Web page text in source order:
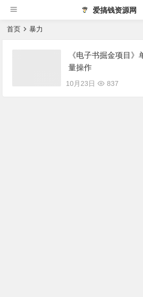
爱搞钱资源网
首页 暴力
《电子书掘金项目
量操作
10月23日 837